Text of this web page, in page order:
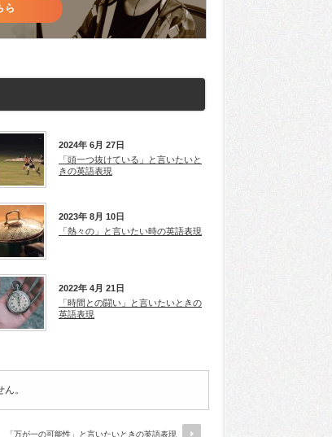
2024年 6月 27日
「頭一つ抜けている」と言いたいと
きの英語表現
2023年 8月 10日
「熱々の」と言いたい時の英語表現
2022年 4月 21日
「時間との闘い」と言いたいときの
英語表現
。
「万が一の可能性」と言いたいときの英語表現